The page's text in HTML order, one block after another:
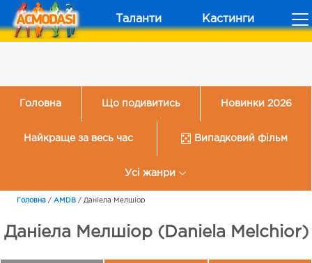
Таланти Кастинги
Головна Що подивитись Новинки 2026
Найкраще за весь час Випадковий фільм
Усі жанри
Головна / AMDB / Даніела Мелшіор
Даніела Мелшіор (Daniela Melchior)